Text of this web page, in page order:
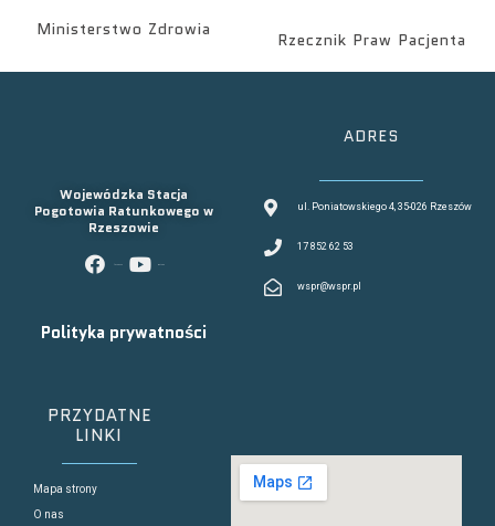
Ministerstwo Zdrowia
Rzecznik Praw Pacjenta
Wojewódzka Stacja
Pogotowia Ratunkowego w
Rzeszowie
Polityka prywatności
ADRES
ul. Poniatowskiego 4, 35-026 Rzeszów
17 852 62 53
wspr@wspr.pl
PRZYDATNE
LINKI
Mapa strony
O nas